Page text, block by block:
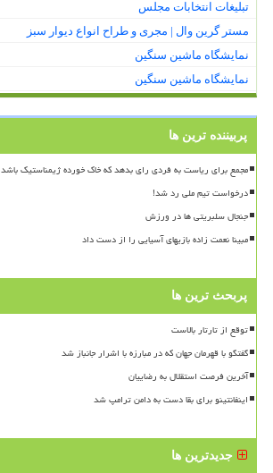
تبلیغات انتخابات مجلس
مستر گرین وال | مجری و طراح انواع دیوار سبز
نمایشگاه ماشین سنگین
نمایشگاه ماشین سنگین
پربیننده ترین ها
مجمع برای ریاست به فردی رای بدهد که خاک خورده ژیمناستیک باشد
درخواست تیم ملی رد شد!
جنجال سلبریتی ها در ورزش
مبینا نعمت زاده بازیهای آسیایی را از دست داد
پربحث ترین ها
توقع از تارتار بالاست
گفتگو با قهرمان جهان که در مبارزه با اشرار جانباز شد
آخرین فرصت استقلال به رضاییان
اینفانتینو برای بقا دست به دامن ترامپ شد
جدیدترین ها